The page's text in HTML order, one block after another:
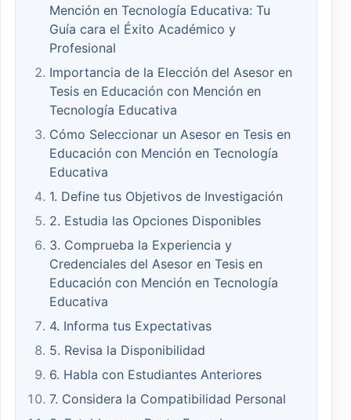
Mención en Tecnología Educativa: Tu
Guía cara el Éxito Académico y
Profesional
Importancia de la Elección del Asesor en
Tesis en Educación con Mención en
Tecnología Educativa
Cómo Seleccionar un Asesor en Tesis en
Educación con Mención en Tecnología
Educativa
1. Define tus Objetivos de Investigación
2. Estudia las Opciones Disponibles
3. Comprueba la Experiencia y
Credenciales del Asesor en Tesis en
Educación con Mención en Tecnología
Educativa
4. Informa tus Expectativas
5. Revisa la Disponibilidad
6. Habla con Estudiantes Anteriores
7. Considera la Compatibilidad Personal